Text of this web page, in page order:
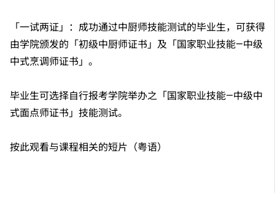
「一试两证」：成功通过中厨师技能测试的毕业生，可获得
由学院颁发的「初级中厨师证书」及「国家职业技能—中级
中式烹调师证书」。
毕业生可选择自行报考学院举办之「国家职业技能—中级中
式面点师证书」技能测试。
按此观看与课程相关的短片（粤语）